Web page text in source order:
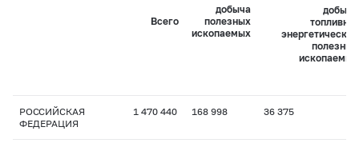
Всего
добыча
полезных
ископаемых
добыча
топливно-
энергетических
полезных
ископаемых
РОССИЙСКАЯ
ФЕДЕРАЦИЯ
1 470 440 168 998 36 375